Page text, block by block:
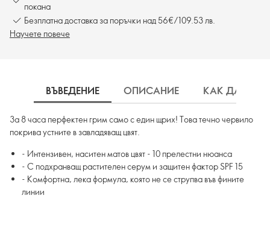
покана
Безплатна доставка за поръчки над 56€/109.53 лв.
Научете повече
ВЪВЕДЕНИЕ ОПИСАНИЕ КАК ДА
За 8 часа перфектен грим само с един щрих! Това течно червило
покрива устните в завладяващ цвят.
- Интензивен, наситен матов цвят - 10 прелестни нюанса
- С подхранващ растителен серум и защитен фактор SPF 15
- Комфортна, лека формула, която не се струпва във фините
линии